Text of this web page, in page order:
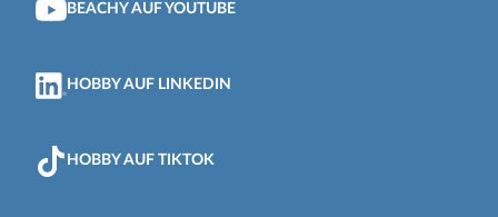
BEACHY AUF YOUTUBE
HOBBY AUF LINKEDIN
HOBBY AUF TIKTOK